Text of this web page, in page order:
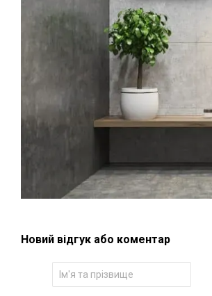
Новий відгук або коментар